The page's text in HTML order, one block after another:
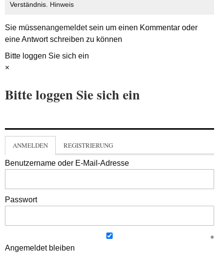
Verständnis. Hinweis
Sie müssenangemeldetsein um einen Kommentar oder
eine Antwort schreiben zu können
Bitte loggen Sie sich ein
×
Bitte loggen Sie sich ein
ANMELDEN REGISTRIERUNG
Benutzername oder E-Mail-Adresse
Passwort
Angemeldet bleiben